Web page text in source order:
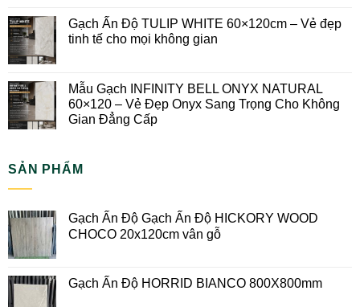
Gạch Ấn Độ TULIP WHITE 60×120cm – Vẻ đẹp
tinh tế cho mọi không gian
Mẫu Gạch INFINITY BELL ONYX NATURAL
60×120 – Vẻ Đẹp Onyx Sang Trọng Cho Không
Gian Đẳng Cấp
SẢN PHẨM
Gạch Ấn Độ Gạch Ấn Độ HICKORY WOOD
CHOCO 20x120cm vân gỗ
Gạch Ấn Độ HORRID BIANCO 800X800mm